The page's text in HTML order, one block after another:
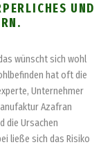
UND
wünscht sich wohl
hat oft die
Unternehmer
Azafran
die Ursachen
ließe sich das Risiko